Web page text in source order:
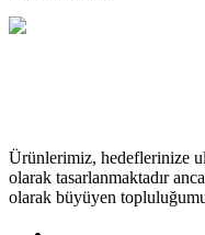
Ürünlerimiz, hedeflerinize
olarak tasarlanmaktadır
olarak büyüyen